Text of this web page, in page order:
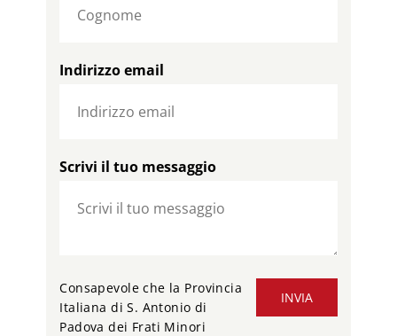
Indirizzo email
Scrivi il tuo messaggio
INVIA
Consapevole che la Provincia
Italiana di S. Antonio di
Padova dei Frati Minori